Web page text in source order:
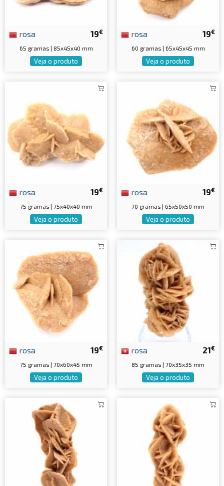
19€
rosa
65 gramas | 85x45x40 mm
Veja o produto
19€
rosa
60 gramas | 65x45x45 mm
Veja o produto
19€
rosa
75 gramas | 75x40x40 mm
Veja o produto
19€
rosa
70 gramas | 65x50x50 mm
Veja o produto
19€
rosa
75 gramas | 70x60x45 mm
Veja o produto
21€
rosa
85 gramas | 70x35x35 mm
Veja o produto